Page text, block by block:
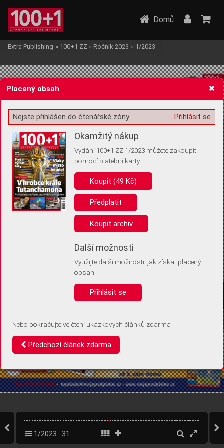
Žádost o souhlas s ukládáním volitelných informací
Pro základní fungování webu nepotřebujeme ukládat žádné informace
(tzv. cookies apod.). Rádi bychom vás ale požádali o souhlas s
uložením volitelných informací:
Anonymní unikátní ID
Díky němu příště poznáme, že se jedná o stejné zařízení, a
Identifikátor je zcela anonymní.
Vaše souhlasy a odmítnutí si ukládáme do vašeho zařízení, abychom se
vás už příště znovu neptali. Můžete je kdykoli později upravit ve Správě
Domů
Extra Publishing » 100+1 ZZ » Ročník 2023 » 1/2023
1/2023 31
Placený obsah
Přihlásit se
Nejste přihlášen do čtenářské zóny
Okamžitý nákup
Vydání 100+1 ZZ 1/2023 můžete zakoupit
pomocí platební karty
Koupit (49 Kč)
Předplatit
Koupit archiv
Další možnosti
Využijte další možnosti, jak získat placený
obsah
Přihlásit se
Nebo pokračujte ve čtení ukázkových článků zdarma
Předchozí článek zdarma